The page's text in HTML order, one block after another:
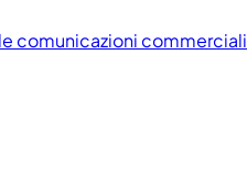
comunicazioni commerciali